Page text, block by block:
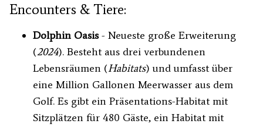
Encounters & Tiere:
Dolphin Oasis- Neueste große Erweiterung
(2024). Besteht aus drei verbundenen
Lebensräumen (Habitats) und umfasst über
eine Million Gallonen Meerwasser aus dem
Golf. Es gibt ein Präsentations-Habitat mit
Sitzplätzen für 480 Gäste, ein Habitat mit